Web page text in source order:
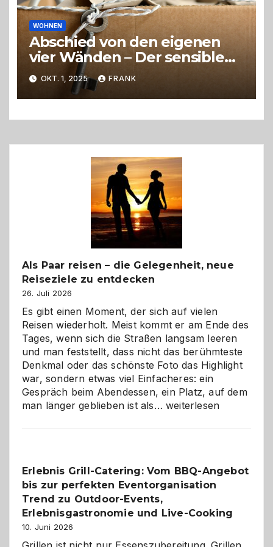
WOHNEN
Abschied von den eigenen
vier Wänden – Der sensible
Weg beim Umzug ins
Pflegeheim
OKT. 1, 2025 FRANK
Als Paar reisen – die Gelegenheit, neue
Reiseziele zu entdecken
26. Juli 2026
Es gibt einen Moment, der sich auf vielen
Reisen wiederholt. Meist kommt er am Ende des
Tages, wenn sich die Straßen langsam leeren
und man feststellt, dass nicht das berühmteste
Denkmal oder das schönste Foto das Highlight
war, sondern etwas viel Einfacheres: ein
Gespräch beim Abendessen, ein Platz, auf dem
man länger geblieben ist als… Als
Gelegenheit,
neue
zu
weiterlesen
Erlebnis Grill-Catering: Vom BBQ-Angebot
bis zur perfekten Eventorganisation
Trend zu Outdoor-Events,
Erlebnisgastronomie und Live-Cooking
10. Juni 2026